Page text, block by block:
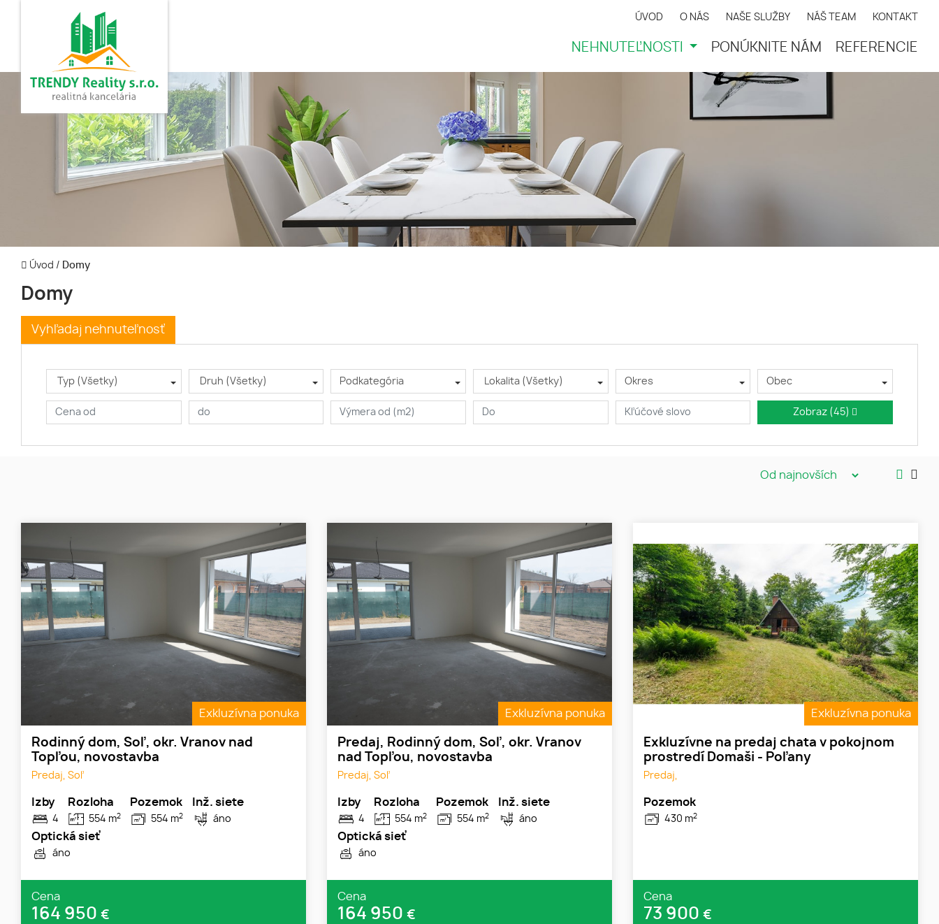
ÚVOD O NÁS NAŠE SLUŽBY NÁŠ TEAM KONTAKT
NEHNUTEĽNOSTI PONÚKNITE NÁM REFERENCIE
Úvod / Domy
Domy
Vyhľadaj nehnuteľnosť
Typ (Všetky) Druh (Všetky) Podkategória Lokalita (Všetky) Okres Obec
Zobraz (45)
Exkluzívna ponuka
Rodinný dom, Soľ, okr. Vranov nad
Topľou, novostavba
Predaj, Soľ
Izby
4
Rozloha
554 m2
Pozemok
554 m2
Inž. siete
áno
Optická sieť
áno
Cena
164 950 €
Exkluzívna ponuka
Predaj, Rodinný dom, Soľ, okr. Vranov
nad Topľou, novostavba
Predaj, Soľ
Izby
4
Rozloha
554 m2
Pozemok
554 m2
Inž. siete
áno
Optická sieť
áno
Cena
164 950 €
Exkluzívna ponuka
Exkluzívne na predaj chata v pokojnom
prostredí Domaši - Poľany
Predaj,
Pozemok
430 m2
Cena
73 900 €